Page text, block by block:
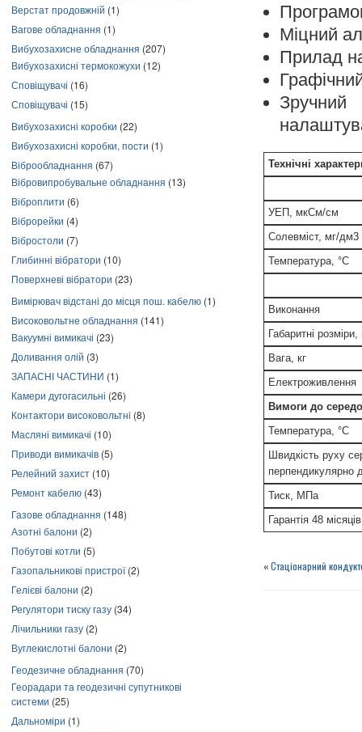
Верстат продовжній (1)
Вагове обладнання (1)
Вибухозахисне обладнання (207)
Вибухозахисні термокожухи (12)
Сповіщувачі (16)
Сповіщувачі (15)
Вибухозахисні коробки (22)
Вибухозахисні коробки, пости (1)
Віброобладнання (67)
Вібровипробувальне обладнання (13)
Віброплити (6)
Віброрейки (4)
Вібростоли (7)
Глибинні вібратори (10)
Поверхневі вібратори (23)
Вимірювач відстані до місця пош. кабелю (1)
Високовольтне обладнання (141)
Вакуумні вимикачі (23)
Доливання олій (3)
ЗАПАСНІ ЧАСТИНИ (1)
Камери дугогасильні (26)
Контактори високовольтні (8)
Масляні вимикачі (10)
Приводи вимикачів (5)
Релейний захист (10)
Ремонт кабелю (43)
Газове обладнання (148)
Азотні балони (2)
Побутові котли (5)
Газопальникові пристрої(2)
Гелієві балони (2)
Регулятори тиску газу (34)
Лічильники газу (2)
Вуглекислотні балони (2)
Геодезичне обладнання (70)
Георадари та геодезичні супутникові
системи (25)
Дальноміри (1)
Міцний
Прилад
Технічні
УЕП, мкСм/см
Солевміст, мг/дм3
Температура, °C
Виконання
Габаритні
Вага, кг
Електроживлення
Вимоги до
Температура, °C
Швидкість руху
перпендикулярно
Тиск, МПа
Гарантія 48 місяців
«Стаціонарний